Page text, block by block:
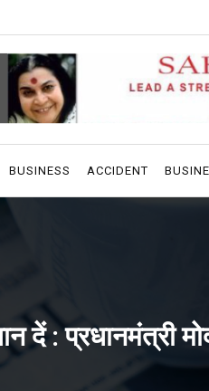
BUSINESS ACCIDENT
दें : प्रधानमंत्री